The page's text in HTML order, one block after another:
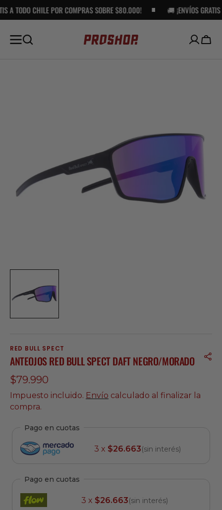
AL
POR COMPRAS SOBRE $80.000! 🚚 ¡ENVÍOS GRATIS A TODO
Carro
RED BULL SPECT
ANTEOJOS RED BULL SPECT DAFT NEGRO/MORADO
Precio
regular
$79.990
Impuesto incluido. Envío calculado al finalizar la
compra.
Pago en cuotas
3 x $26.663(sin interés)
Pago en cuotas
3 x $26.663(sin interés)
Open
media
1
gallery